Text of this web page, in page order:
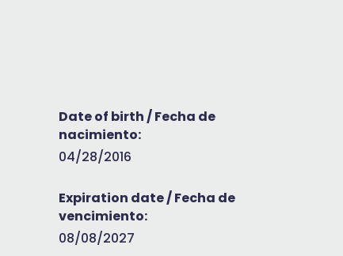
Date of birth / Fecha de
nacimiento:
04/28/2016
Expiration date / Fecha de
vencimiento:
08/08/2027